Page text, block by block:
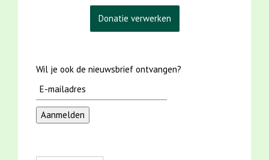
Wil je ook de nieuwsbrief ontvangen?